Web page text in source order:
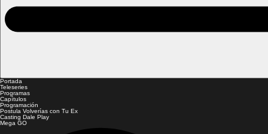
Portada
Teleseries
Programas
Capítulos
Programación
Postula Volverías con Tu Ex
Casting Dale Play
Mega GO